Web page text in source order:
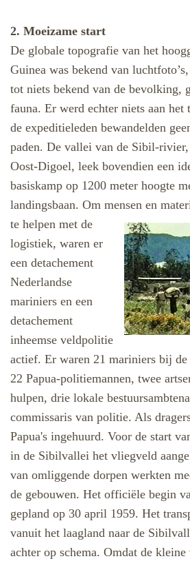
2. Moeizame start
De globale topografie van het
Guinea was bekend van
tot niets bekend van de bevolking,
fauna. Er werd echter niets aan het
de expeditieleden bewandelden
paden. De vallei van de Sibil-
Oost-Digoel, leek bovendien een
basiskamp op 1200 meter hoogte
landingsbaan. Om mensen en
te helpen met de
logistiek, waren er
een detachement
Nederlandse
mariniers en een
detachement
inheemse veldpolitie
actief. Er waren 21 mariniers bij
22 Papua-politiemannen, twee
hulpen, drie lokale
commissaris van politie. Als
Papua's ingehuurd. Voor de start
in de Sibilvallei het vliegveld
van omliggende dorpen werkten
de gebouwen. Het officiële begin
gepland op 30 april 1959. Het
vanuit het laagland naar de
achter op schema. Omdat de